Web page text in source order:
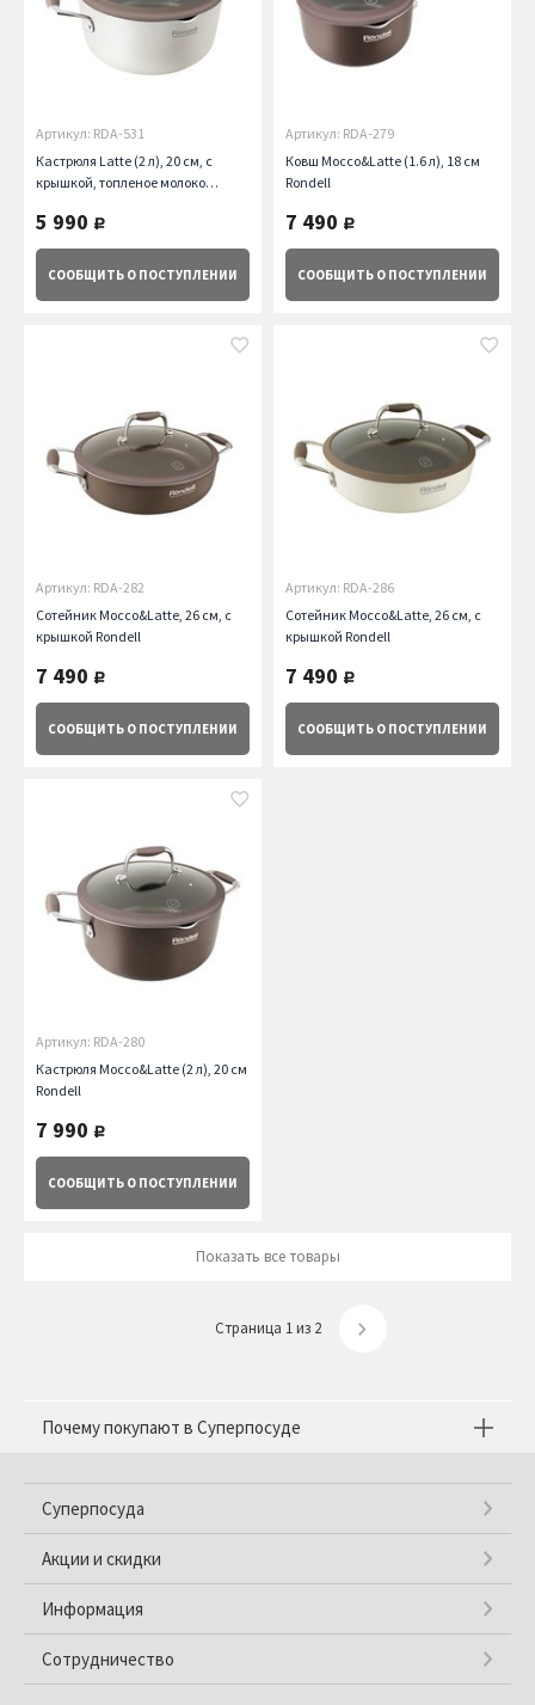
Артикул: RDA-531
Кастрюля Latte (2 л), 20 см, с
крышкой, топленое молоко
5 990 руб.
СООБЩИТЬ О ПОСТУПЛЕНИИ
Артикул: RDA-279
Ковш Mocco&Latte (1.6 л), 18 см
Rondell
7 490 руб.
СООБЩИТЬ О ПОСТУПЛЕНИИ
Артикул: RDA-282
Сотейник Mocco&Latte, 26 см, с
крышкой Rondell
7 490 руб.
СООБЩИТЬ О ПОСТУПЛЕНИИ
Артикул: RDA-286
Сотейник Mocco&Latte, 26 см, с
крышкой Rondell
7 490 руб.
СООБЩИТЬ О ПОСТУПЛЕНИИ
Артикул: RDA-280
Кастрюля Mocco&Latte (2 л), 20 см
Rondell
7 990 руб.
СООБЩИТЬ О ПОСТУПЛЕНИИ
Показать все товары
Страница 1 из 2
Почему покупают в Суперпосуде
Суперпосуда
Акции и скидки
Информация
Сотрудничество